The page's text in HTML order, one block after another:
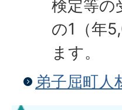
検定等の
の1（年
ます。
弟子屈町人